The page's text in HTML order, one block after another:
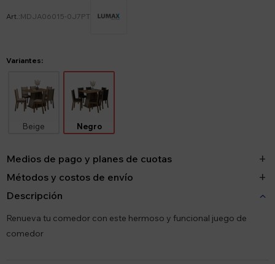
MDJA06015-0J7PT
Variantes:
Beige Negro
Medios de pago y planes de cuotas
Métodos y costos de envío
Descripción
Renueva tu comedor con este hermoso y funcional juego de
comedor